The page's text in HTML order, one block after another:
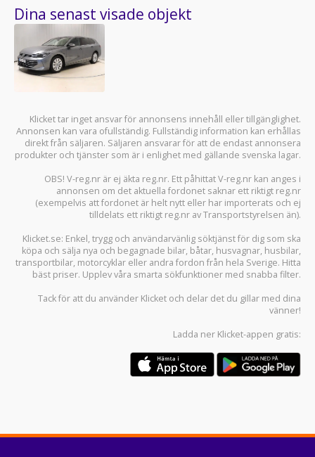
Dina senast visade objekt
Klicket tar inget ansvar för annonsens innehåll eller tillgänglighet.
Annonsen kan vara ofullständig. Fullständig information kan erhållas
direkt från säljaren. Säljaren ansvarar för att de endast annonsera
produkter och tjänster som är i enlighet med gällande svenska lagar.
OBS! V-reg.nr är ej äkta reg.nr. Ett påhittat V-reg.nr kan anges i
annonsen om det aktuella fordonet saknar ett riktigt reg.nr
(exempelvis att fordonet är helt nytt eller har importerats och ej
tilldelats ett riktigt reg.nr av Transportstyrelsen än).
Klicket.se: Enkel, trygg och användarvänlig söktjänst för dig som ska
köpa och sälja nya och begagnade bilar, båtar, husvagnar, husbilar,
transportbilar, motorcyklar eller andra fordon från hela Sverige. Hitta
bäst priser. Upplev våra smarta sökfunktioner med snabba filter.
Tack för att du använder Klicket och delar det du gillar med dina
vänner!
Ladda ner Klicket-appen gratis: